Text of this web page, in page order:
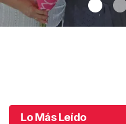
Lo Más Leído